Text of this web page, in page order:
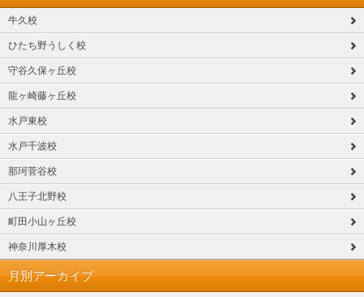
牛久校
ひたち野うしく校
守谷久保ヶ丘校
龍ヶ崎藤ヶ丘校
水戸東校
水戸千波校
那珂菅谷校
八王子北野校
町田小山ヶ丘校
神奈川厚木校
月別アーカイブ